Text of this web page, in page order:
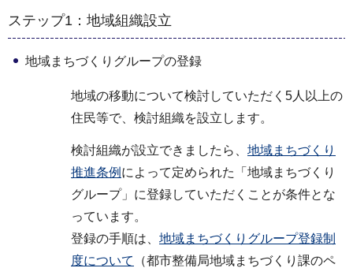
ステップ1：地域組織設立
地域まちづくりグループの登録
地域の移動について検討していただく5人以上の
住民等で、検討組織を設立します。
検討組織が設立できましたら、 地域まちづくり
推進条例 によって定められた「地域まちづくり
グループ」に登録していただくことが条件とな
っています。
登録の手順は、 地域まちづくりグループ登録制
度について
（都市整備局地域まちづくり課のペ